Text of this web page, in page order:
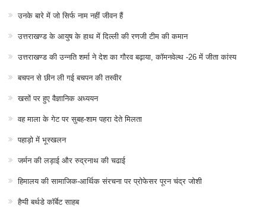
उनके बारे में जो सिर्फ नाम नहीं जीवन हैं
उत्तराखण्ड के आयुष के हाथ में दिल्ली की रणजी टीम की कमान
उत्तराखण्ड की उन्नति शर्मा ने देश का गौरव बढ़ाया, कॉमनवेल्थ -26 में जीता कांस्य
बचपन से छीन ली गई बचपन की तस्वीर
खसों पर हुए वैज्ञानिक अध्ययन
वह माला के गेट पर सुबह-शाम पहरा देते मिलता
पहाड़ो में भूस्खलन
जर्मन की लड़ाई और रुद्रनाथ की चढाई
हिमालय की सामाजिक-आर्थिक संरचना पर प्रोफेसर पूरन चंद्र जोशी
हैप्पी बर्थडे कॉर्बेट साहब